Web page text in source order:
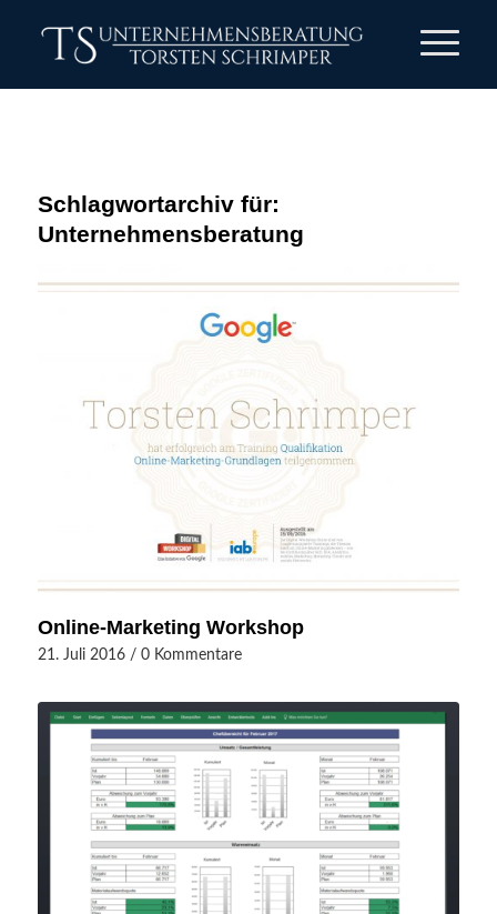
Schlagwortarchiv für:
Unternehmensberatung
Online-Marketing Workshop
21. Juli 2016 / 0 Kommentare